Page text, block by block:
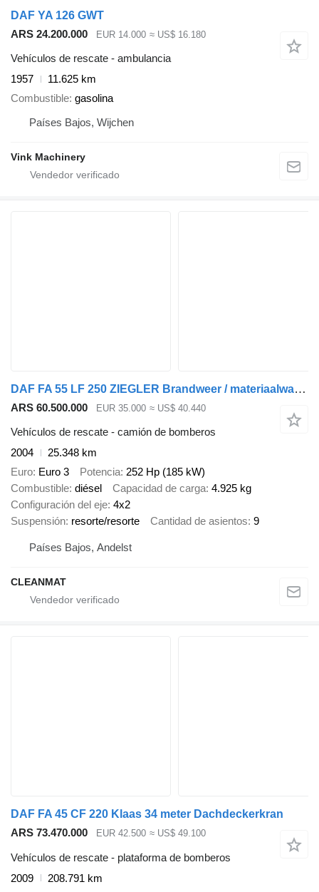
DAF YA 126 GWT
ARS 24.200.000
EUR 14.000 ≈ US$ 16.180
Vehículos de rescate - ambulancia
1957
11.625 km
Combustible gasolina
Países Bajos, Wijchen
Vink Machinery
DAF FA 55 LF 250 ZIEGLER Brandweer / materiaalwagen Just 25.348 km!
ARS 60.500.000 EUR 35.000 ≈ US$ 40.440
Vehículos de rescate - camión de bomberos
2004
25.348 km
Euro Euro 3 Potencia 252 Hp (185 kW)
Combustible diésel Capacidad de carga 4.925 kg
Configuración del eje 4x2
Suspensión resorte/resorte Cantidad de asientos 9
Países Bajos, Andelst
CLEANMAT
DAF FA 45 CF 220 Klaas 34 meter Dachdeckerkran
ARS 73.470.000
EUR 42.500 ≈ US$ 49.100
Vehículos de rescate - plataforma de bomberos
2009
208.791 km